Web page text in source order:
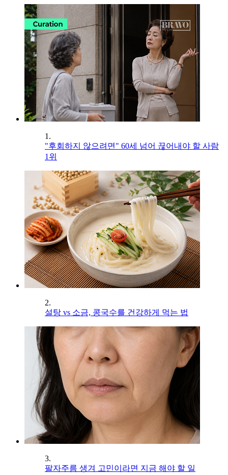
1.
"후회하지 않으려면" 60세 넘어 끊어내야 할 사람
1위
2.
설탕 vs 소금, 콩국수를 건강하게 먹는 법
3.
팔자주름 생겨 고민이라면 지금 해야 할 일